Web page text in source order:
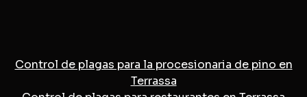
Control de plagas para la procesionaria de pino en
Terrassa